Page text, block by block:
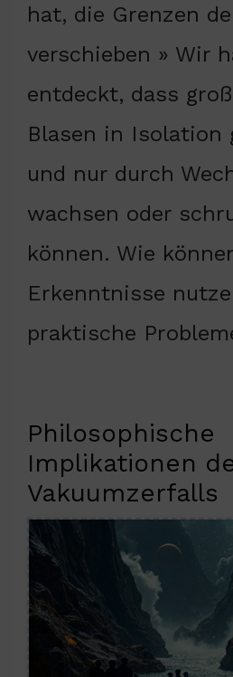
hat, die Grenzen
verschieben » Wir
entdeckt, dass
Blasen in Isolation
und nur durch
wachsen oder
können. Wie
Erkenntnisse
praktische
Philosophische
Implikationen
Vakuumzerfalls